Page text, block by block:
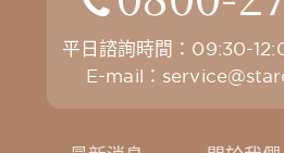
平日諮詢時間：09:30-
E-mail：